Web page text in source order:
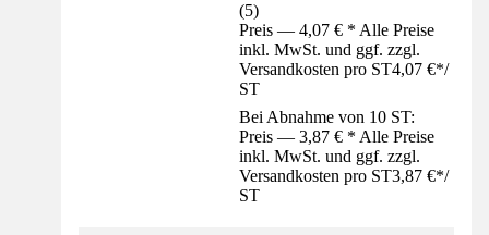
(5)
Preis — 4,07 € * Alle Preise
inkl. MwSt. und ggf. zzgl.
Versandkosten pro ST4,07 €*/
ST
Bei Abnahme von 10 ST:
Preis — 3,87 € * Alle Preise
inkl. MwSt. und ggf. zzgl.
Versandkosten pro ST3,87 €*/
ST